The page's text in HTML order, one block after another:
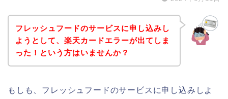
フレッシュフードのサービスに申し込みし
ようとして、楽天カードエラーが出てしま
った！という方はいませんか？
もしも、フレッシュフードのサービスに申し込みしよ